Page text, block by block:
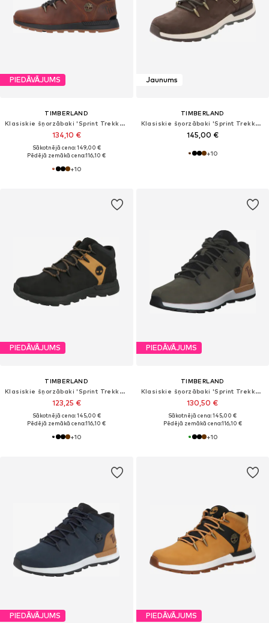
PIEDĀVĀJUMS
TIMBERLAND
Klasiskie šņorzābaki 'Sprint Trekker'
134,10 €
Sākotnējā cena: 149,00 €
Pēdējā zemākā cena:116,10 €
+10
Jaunums
TIMBERLAND
Klasiskie šņorzābaki 'Sprint Trekker'
145,00 €
+10
PIEDĀVĀJUMS
TIMBERLAND
Klasiskie šņorzābaki 'Sprint Trekker'
123,25 €
Sākotnējā cena: 145,00 €
Pēdējā zemākā cena:116,10 €
+10
PIEDĀVĀJUMS
TIMBERLAND
Klasiskie šņorzābaki 'Sprint Trekker Mid'
130,50 €
Sākotnējā cena: 145,00 €
Pēdējā zemākā cena:116,10 €
+10
PIEDĀVĀJUMS PIEDĀVĀJUMS